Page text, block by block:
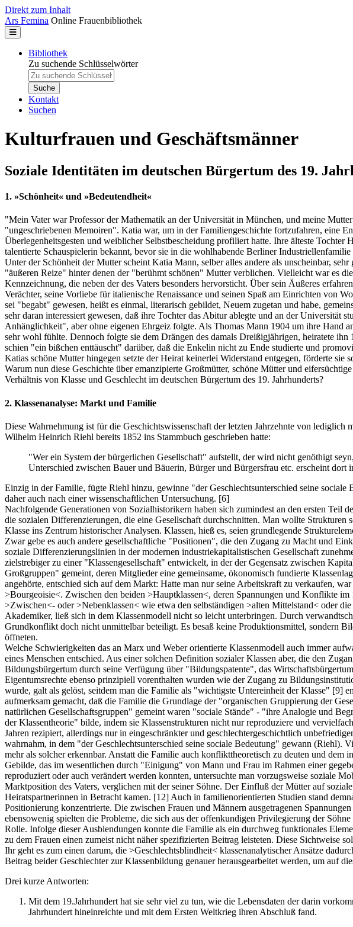
Direkt zum Inhalt
Ars Femina Online Frauenbibliothek
Bibliothek
Zu suchende Schlüsselwörter
Kontakt
Suchen
Kulturfrauen und Geschäftsmänner
Soziale Identitäten im deutschen Bürgertum des 19.
1. »Schönheit« und »Bedeutendheit«
"Mein Vater war Professor der Mathematik an der Universität in München, und meine
"ungeschriebenen Memoiren". Katia war, um in der Familiengeschichte fortzufahren, eine
Überlegenheitsgesten und weiblicher Selbstbescheidung profiliert hatte. Ihre älteste
talentierte Schauspielerin bekannt, bevor sie in die wohlhabende Berliner Industriellenfamilie
Unter der Schönheit der Mutter scheint Katia Mann, selber alles andere als unscheinbar,
"äußeren Reize" hinter denen der "berühmt schönen" Mutter verblichen. Vielleicht war es
Kennzeichnung, die neben der des Vaters besonders hervorsticht. Über sein Äußeres
Verächter, seine Vorliebe für italienische Renaissance und seinen Spaß am Einrichten von
sei "begabt" gewesen, heißt es einmal, literarisch gebildet, Neuem zugetan und habe,
sehr daran interessiert gewesen, daß ihre Tochter das Abitur ablegte und an der
Anhänglichkeit", aber ohne eigenen Ehrgeiz folgte. Als Thomas Mann 1904 um ihre Hand
sehr wohl fühlte. Dennoch folgte sie dem Drängen des damals Dreißigjährigen, heiratete
schien "ein bißchen enttäuscht" darüber, daß die Enkelin nicht zu Ende studierte und
Katias schöne Mutter hingegen setzte der Heirat keinerlei Widerstand entgegen, förderte
Warum nun diese Geschichte über emanzipierte Großmütter, schöne Mütter und
Verhältnis von Klasse und Geschlecht im deutschen Bürgertum des 19. Jahrhunderts?
2. Klassenanalyse: Markt und Familie
Diese Wahrnehmung ist für die Geschichtswissenschaft der letzten Jahrzehnte von
Wilhelm Heinrich Riehl bereits 1852 ins Stammbuch geschrieben hatte:
"Wer ein System der bürgerlichen Gesellschaft" aufstellt, der wird nicht genöthigt
Unterschied zwischen Bauer und Bäuerin, Bürger und Bürgersfrau etc. erscheint dort
Einzig in der Familie, fügte Riehl hinzu, gewinne "der Geschlechtsunterschied seine
daher auch nach einer wissenschaftlichen Untersuchung. [6]
Nachfolgende Generationen von Sozialhistorikern haben sich zumindest an den ersten
die sozialen Differenzierungen, die eine Gesellschaft durchschnitten. Man wollte
Klasse ins Zentrum historischer Analysen. Klassen, hieß es, seien grundlegende
Zwar gebe es auch andere gesellschaftliche "Positionen", die den Zugang zu Macht und
soziale Differenzierungslinien in der modernen industriekapitalistischen Gesellschaft
zielstrebiger zu einer "Klassengesellschaft" entwickelt, in der der Gegensatz zwischen
Großgruppen" gemeint, deren Mitglieder eine gemeinsame, ökonomisch fundierte
angehörte, entschied sich auf dem Markt: Hatte man nur seine Arbeitskraft zu verkaufen,
>Bourgeoisie<. Zwischen den beiden >Hauptklassen<, deren Spannungen und Konflikte im
>Zwischen<- oder >Nebenklassen< wie etwa den selbständigen >alten Mittelstand< oder
Akademiker, ließ sich in dem Klassenmodell nicht so leicht unterbringen. Durch
Grundkonflikt doch nicht unmittelbar beteiligt. Es besaß keine Produktionsmittel, sondern
öffneten.
Welche Schwierigkeiten das an Marx und Weber orientierte Klassenmodell auch immer
eines Menschen entschied. Aus einer solchen Definition sozialer Klassen aber, die den
Bildungsbürgertum durch seine Verfügung über "Bildungspatente", das
Eigentumsrechte ebenso prinzipiell vorenthalten wurden wie der Zugang zu
wurde, galt als gelöst, seitdem man die Familie als "wichtigste Untereinheit der Klasse" [9]
aufmerksam gemacht, daß die Familie die Grundlage der "organischen Gruppierung der
natürlichen Gesellschaftsgruppen" gemeint waren "sociale Stände" - "ihre Analogie und
der Klassentheorie" bilde, indem sie Klassenstrukturen nicht nur reproduziere und
Jahren rezipiert, allerdings nur in eingeschränkter und geschlechtergeschichtlich
wahrnahm, in dem "der Geschlechtsunterschied seine sociale Bedeutung" gewann
mehr als solcher erkennbar. Anstatt die Familie auch konflikttheoretisch zu deuten und
Gebilde, das im wesentlichen durch "Einigung" von Mann und Frau im Rahmen einer
reproduziert oder auch verändert werden konnten, untersuchte man vorzugsweise soziale
Marktposition des Vaters, verglichen mit der seiner Söhne. Der Einfluß der Mütter auf
Heiratspartnerinnen in Betracht kamen. [12] Auch in familienorientierten Studien stand
Positionierung konzentrierte. Die zwischen Frauen und Männern ausgetragenen
ebensowenig spielten die Probleme, die sich aus der offenkundigen Privilegierung der
Rolle. Infolge dieser Ausblendungen konnte die Familie als ein durchweg funktionales
zu dem Frauen einen zumeist nicht näher spezifizierten Beitrag leisteten. Diese Sichtweise
Ihr geht es zum einen darum, die >Geschlechtsblindheit< klassenanalytischer Ansätze
Beitrag beider Geschlechter zur Klassenbildung genauer herausgearbeitet werden, um auf
Drei kurze Antworten:
Mit dem 19.Jahrhundert hat sie sehr viel zu tun, wie die Lebensdaten der darin
Jahrhundert hineinreichte und mit dem Ersten Weltkrieg ihren Abschluß fand.